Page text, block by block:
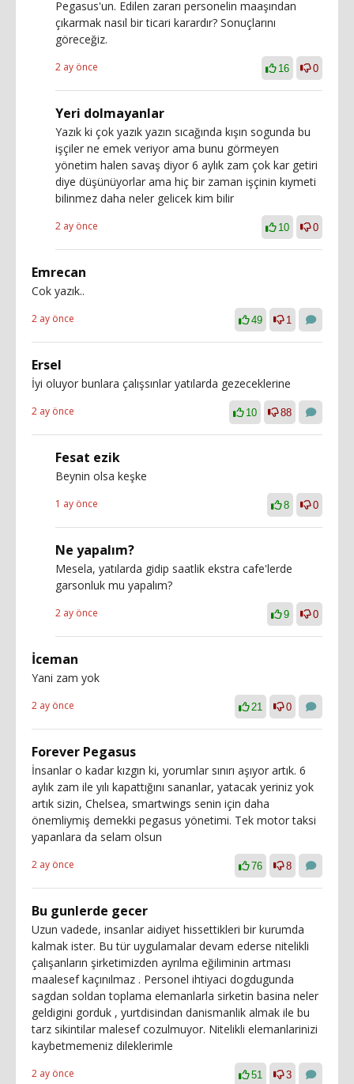
Pegasus'un. Edilen zararı personelin maaşından
çıkarmak nasıl bir ticari karardır? Sonuçlarını
göreceğiz.
2 ay önce 16 0
Yeri dolmayanlar
Yazık ki çok yazık yazın sıcağında kışın sogunda bu
işçiler ne emek veriyor ama bunu görmeyen
yönetim halen savaş diyor 6 aylık zam çok kar getiri
diye düşünüyorlar ama hiç bir zaman işçinin kıymeti
bilinmez daha neler gelicek kim bilir
2 ay önce 10 0
Emrecan
Cok yazık..
2 ay önce 49 1
Ersel
İyi oluyor bunlara çalışsınlar yatılarda gezeceklerine
2 ay önce 10 88
Fesat ezik
Beynin olsa keşke
1 ay önce 8 0
Ne yapalım?
Mesela, yatılarda gidip saatlik ekstra cafe'lerde
garsonluk mu yapalım?
2 ay önce 9 0
İceman
Yani zam yok
2 ay önce 21 0
Forever Pegasus
İnsanlar o kadar kızgın ki, yorumlar sınırı aşıyor artık. 6
aylık zam ile yılı kapattığını sananlar, yatacak yeriniz yok
artık sizin, Chelsea, smartwings senin için daha
önemliymiş demekki pegasus yönetimi. Tek motor taksi
yapanlara da selam olsun
2 ay önce 76 8
Bu gunlerde gecer
Uzun vadede, insanlar aidiyet hissettikleri bir kurumda
kalmak ister. Bu tür uygulamalar devam ederse nitelikli
çalışanların şirketimizden ayrılma eğiliminin artması
maalesef kaçınılmaz . Personel ihtiyaci dogdugunda
sagdan soldan toplama elemanlarla sirketin basina neler
geldigini gorduk , yurtdisindan danismanlik almak ile bu
tarz sikintilar malesef cozulmuyor. Nitelikli elemanlarinizi
kaybetmemeniz dileklerimle
2 ay önce 51 3